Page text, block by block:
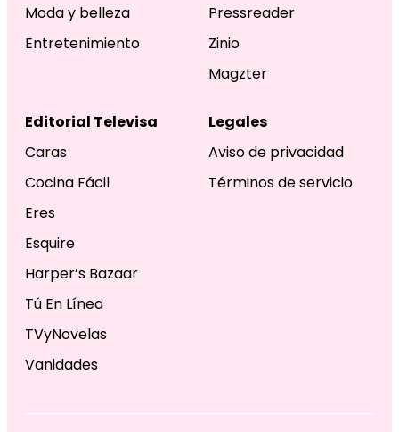
Moda y belleza
Entretenimiento
Pressreader
Zinio
Magzter
Editorial Televisa
Caras
Cocina Fácil
Eres
Esquire
Harper’s Bazaar
Tú En Línea
TVyNovelas
Vanidades
Legales
Aviso de privacidad
Términos de servicio